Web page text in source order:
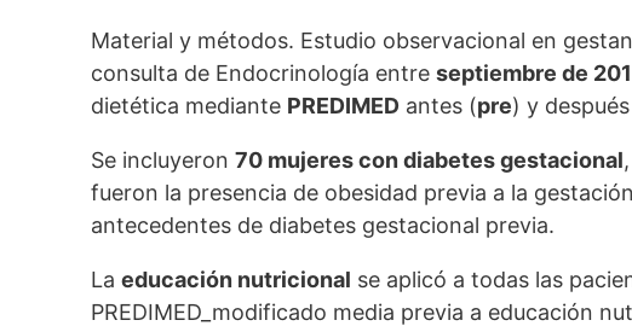
Material y métodos. Estudio observacional en
consulta de Endocrinología entreseptiembre de
dietética mediante PREDIMED antes (pre) y
Se incluyeron70 mujeres con diabetes gestacional
fueron la presencia de obesidad previa a la
antecedentes de diabetes gestacional previa.
Laeducación nutricional se aplicó a todas las
PREDIMED_modificado media previa a educación